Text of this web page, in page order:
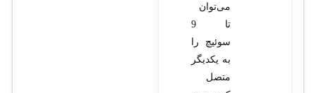
می‌توان
تا 9
سوئیچ را
به یکدیگر
متصل